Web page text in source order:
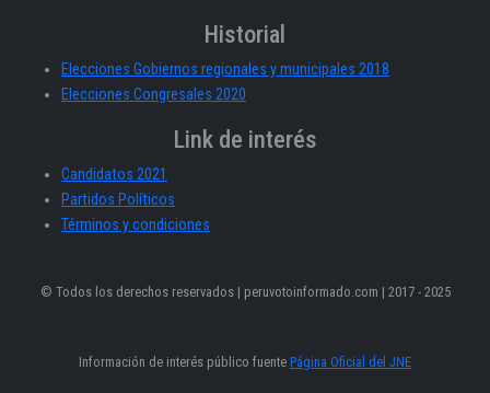
Historial
Elecciones Gobiernos regionales y municipales 2018
Elecciones Congresales 2020
Link de interés
Candidatos 2021
Partidos Políticos
Términos y condiciones
© Todos los derechos reservados | peruvotoinformado.com | 2017 - 2025
Información de interés público fuente Página Oficial del JNE